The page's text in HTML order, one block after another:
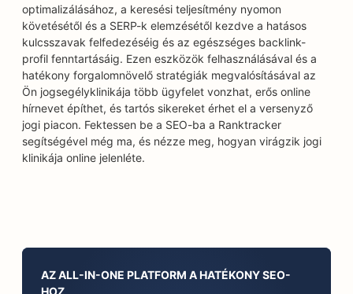
optimalizálásához, a keresési teljesítmény nyomon
követésétől és a SERP-k elemzésétől kezdve a hatásos
kulcsszavak felfedezéséig és az egészséges backlink-
profil fenntartásáig. Ezen eszközök felhasználásával és a
hatékony forgalomnövelő stratégiák megvalósításával az
Ön jogsegélyklinikája több ügyfelet vonzhat, erős online
hírnevet építhet, és tartós sikereket érhet el a versenyző
jogi piacon. Fektessen be a SEO-ba a Ranktracker
segítségével még ma, és nézze meg, hogyan virágzik jogi
klinikája online jelenléte.
AZ ALL-IN-ONE PLATFORM A HATÉKONY SEO-
HOZ